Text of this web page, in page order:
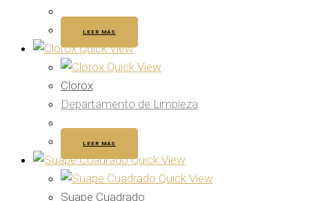
LEER MÁS
Quick View
Quick View
Clorox
Departamento de Limpieza
LEER MÁS
Quick View
Quick View
Suape Cuadrado